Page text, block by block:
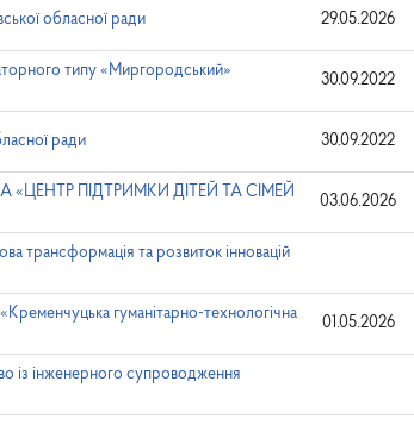
обласної ради 29.05.2026
типу «Миргородський»
30.09.2022
ради 30.09.2022
«ЦЕНТР ПІДТРИМКИ ДІТЕЙ ТА СІМЕЙ
03.06.2026
трансформація та розвиток інновацій
гуманітарно-технологічна
01.05.2026
із інженерного супроводження